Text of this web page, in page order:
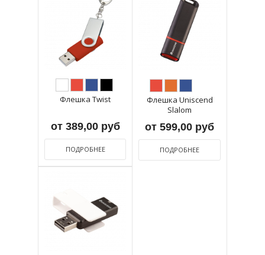
Флешка Twist
от 389,00 руб
ПОДРОБНЕЕ
Флешка Uniscend
Slalom
от 599,00 руб
ПОДРОБНЕЕ